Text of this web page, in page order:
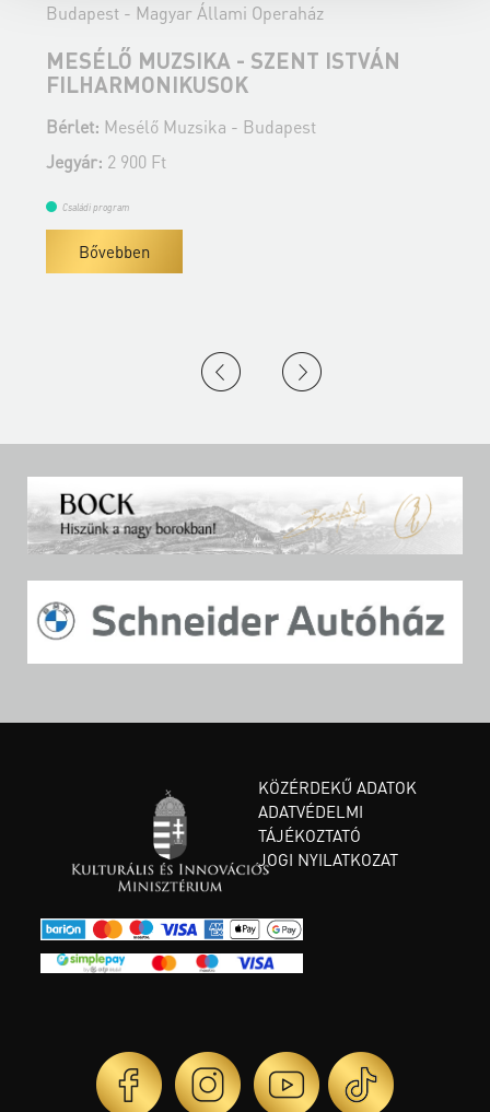
Budapest - Magyar Állami Operaház
MESÉLŐ MUZSIKA - SZENT ISTVÁN
FILHARMONIKUSOK
Bérlet: Mesélő Muzsika - Budapest
Jegyár: 2 900 Ft
Családi program
Bővebben
KÖZÉRDEKŰ ADATOK
ADATVÉDELMI
TÁJÉKOZTATÓ
JOGI NYILATKOZAT